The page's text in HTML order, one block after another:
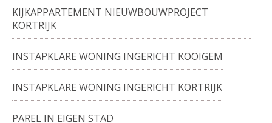
KIJKAPPARTEMENT NIEUWBOUWPROJECT
KORTRIJK
INSTAPKLARE WONING INGERICHT KOOIGEM
INSTAPKLARE WONING INGERICHT KORTRIJK
PAREL IN EIGEN STAD